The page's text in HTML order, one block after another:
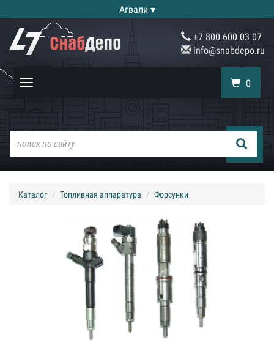
Агвали ▾
+7 800 600 03 07
info@snabdepo.ru
Toggle
0
Каталог Топливная аппаратура Форсунки